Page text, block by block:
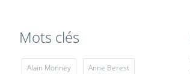
Mots clés
Alain Monney Anne Berest